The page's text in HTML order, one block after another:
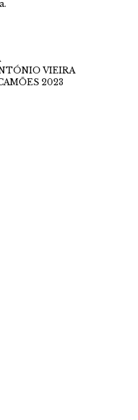
VIEIRA
2023